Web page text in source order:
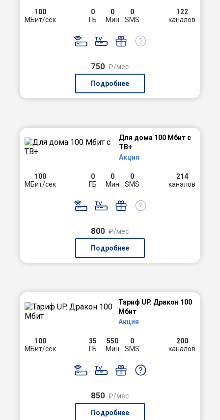
100
МБит/сек
0
ГБ
0
Мин
0
SMS
122
каналов
750 ₽/мес
Подробнее
Для дома 100 Мбит с
ТВ+
Акция
100
МБит/сек
0
ГБ
0
Мин
0
SMS
214
каналов
800 ₽/мес
Подробнее
Тариф UP. Дракон 100
Мбит
Акция
100
МБит/сек
35
ГБ
550
Мин
0
SMS
200
каналов
850 ₽/мес
Подробнее